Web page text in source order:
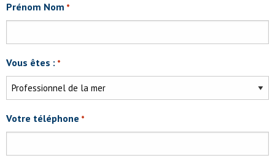
Prénom Nom *
Vous êtes : *
Votre téléphone *